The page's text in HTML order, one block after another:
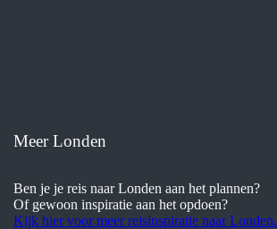
Meer Londen
Ben je je reis naar Londen aan het plannen?
Of gewoon inspiratie aan het opdoen?
Kijk hier voor meer reisinspiratie naar Londen.